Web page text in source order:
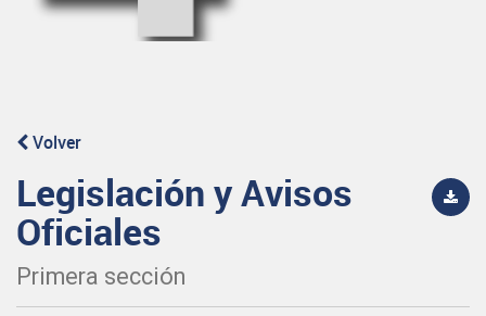
Volver
Legislación y Avisos
Oficiales
Primera sección